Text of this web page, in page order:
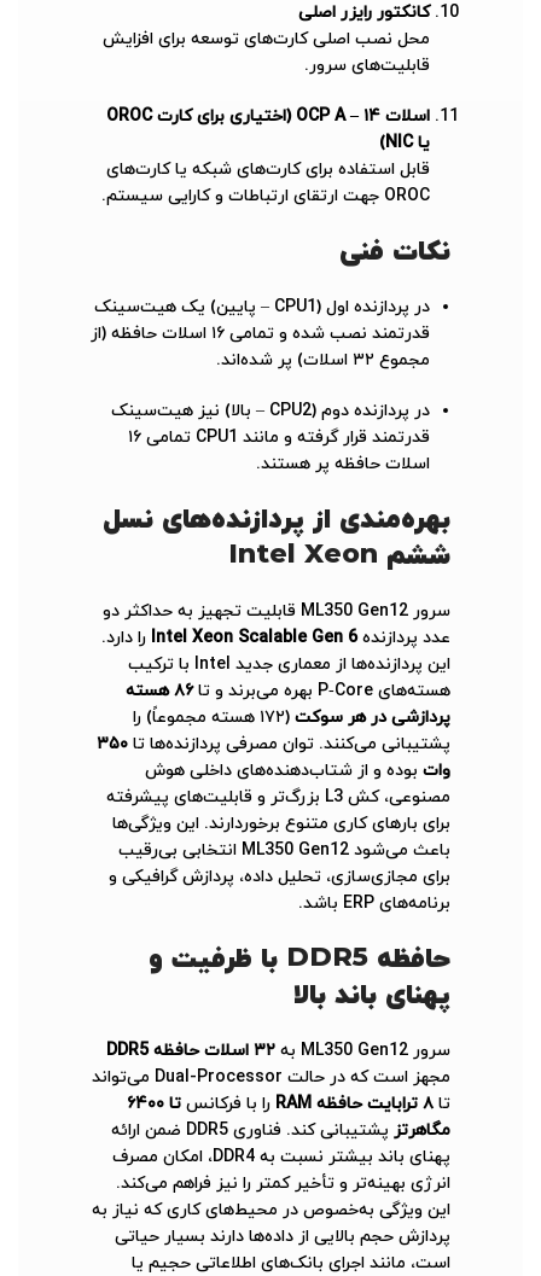
کانکتور رایزر اصلی
محل نصب اصلی کارت‌های توسعه برای افزایش
قابلیت‌های سرور.
اسلات ۱۴ – OCP A (اختیاری برای کارت OROC
یا NIC)
قابل استفاده برای کارت‌های شبکه یا کارت‌های
OROC جهت ارتقای ارتباطات و کارایی سیستم.
نکات فنی
در پردازنده اول (CPU1 – پایین) یک هیت‌سینک
قدرتمند نصب شده و تمامی ۱۶ اسلات حافظه (از
مجموع ۳۲ اسلات) پر شده‌اند.
در پردازنده دوم (CPU2 – بالا) نیز هیت‌سینک
قدرتمند قرار گرفته و مانند CPU1 تمامی ۱۶
اسلات حافظه پر هستند.
بهره‌مندی از پردازنده‌های نسل
ششم Intel Xeon
سرور ML350 Gen12 قابلیت تجهیز به حداکثر دو
عدد پردازندهIntel Xeon Scalable Gen 6 را دارد.
این پردازنده‌ها از معماری جدید Intel با ترکیب
هسته‌های P‑Core بهره می‌برند و تا
۸۶ هسته
پردازشی در هر سوکت
(۱۷۲ هسته مجموعاً) را
پشتیبانی می‌کنند. توان مصرفی پردازنده‌ها تا ۳۵۰
وات بوده و از شتاب‌دهنده‌های داخلی هوش
مصنوعی، کش L3 بزرگ‌تر و قابلیت‌های پیشرفته
برای بارهای کاری متنوع برخوردارند. این ویژگی‌ها
باعث می‌شود ML350 Gen12 انتخابی بی‌رقیب
برای مجازی‌سازی، تحلیل داده، پردازش گرافیکی و
برنامه‌های ERP باشد.
حافظه DDR5 با ظرفیت و
پهنای باند بالا
سرور ML350 Gen12 به
۳۲ اسلات حافظه DDR5
مجهز است که در حالت Dual-Processor می‌تواند
تا ۸ ترابایت حافظه RAM را با فرکانس
تا ۶۴۰۰
مگاهرتز
پشتیبانی کند. فناوری DDR5 ضمن ارائه
پهنای باند بیشتر نسبت به DDR4، امکان مصرف
انرژی بهینه‌تر و تأخیر کمتر را نیز فراهم می‌کند.
این ویژگی به‌خصوص در محیط‌های کاری که نیاز به
پردازش حجم بالایی از داده‌ها دارند بسیار حیاتی
است، مانند اجرای بانک‌های اطلاعاتی حجیم یا